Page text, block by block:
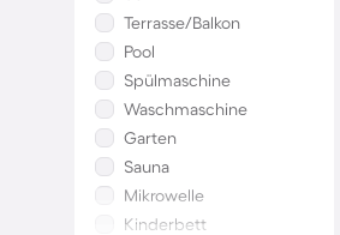
Terrasse/Balkon
Pool
Spülmaschine
Waschmaschine
Garten
Sauna
Mikrowelle
Kinderbett